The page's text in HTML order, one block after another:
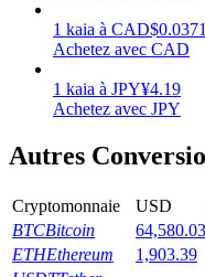
Launchpool
Staking flexible pour
1 kaia à CAD$
Achetez avec CAD
1 kaia à JPY¥4.19
Achetez avec JPY
Autres
Cryptomonnaie USD
BTCBitcoin 64,580.03
ETHEthereum 1,903.39